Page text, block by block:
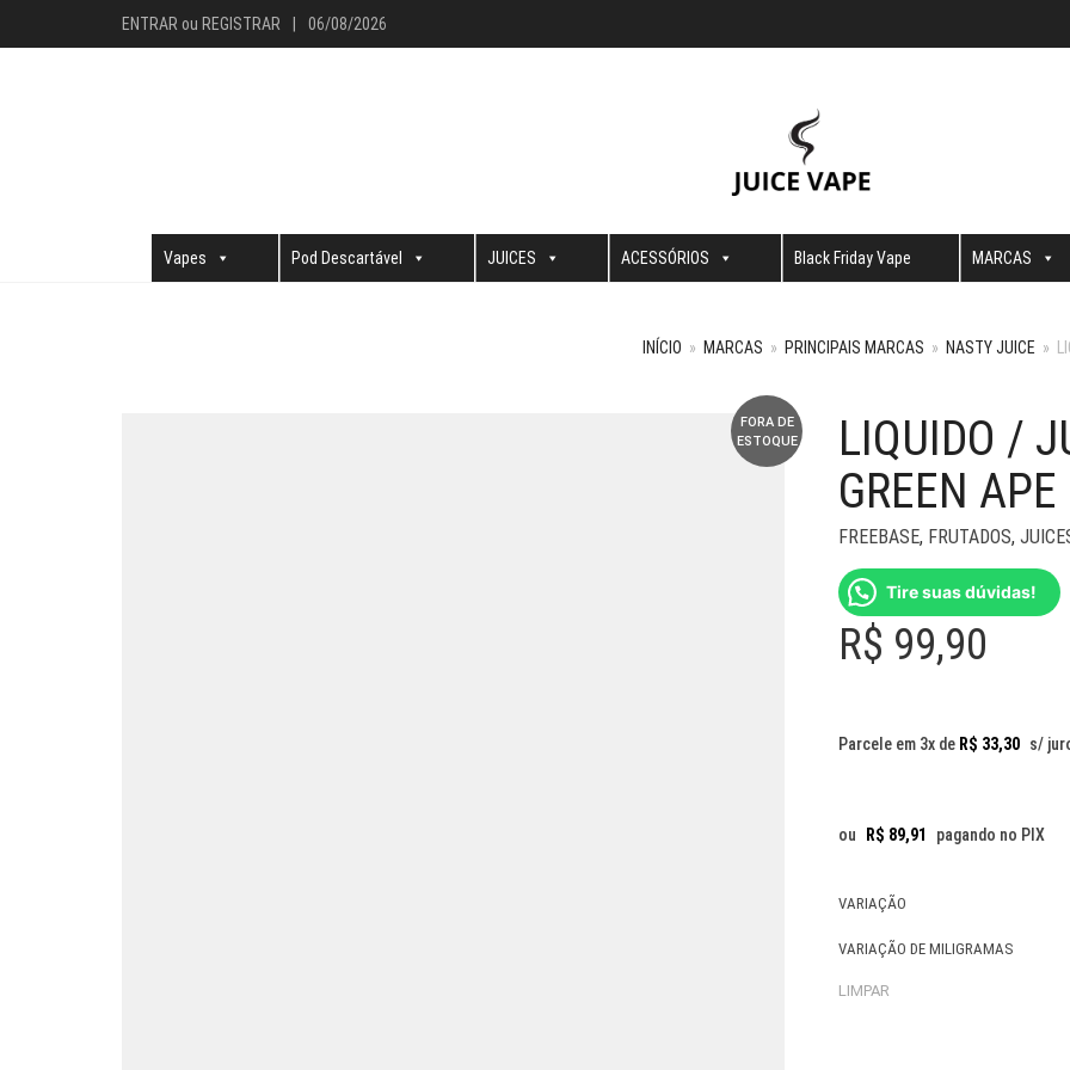
ENTRAR ou REGISTRAR 06/08/2026
Vapes Pod Descartável JUICES ACESSÓRIOS Black Friday Vape MARCAS
INÍCIO » MARCAS » PRINCIPAIS MARCAS » NASTY JUICE »
FORA DE
ESTOQUE
LIQUIDO /
GREEN
FREEBASE, FRUTADOS,
Tire suas dúvidas!
R$ 99,90
Parcele em 3x de R$ 33,30 s/
ou R$ 89,91 pagando no PIX
VARIAÇÃO
VARIAÇÃO DE MILIGRAMAS
LIMPAR